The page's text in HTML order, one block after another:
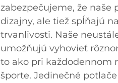
zabezpečujeme, že naše
dizajny, ale tiež spĺňajú
trvanlivosti. Naše
umožňujú vyhovieť
to ako pri každodennom
športe. Jedinečné